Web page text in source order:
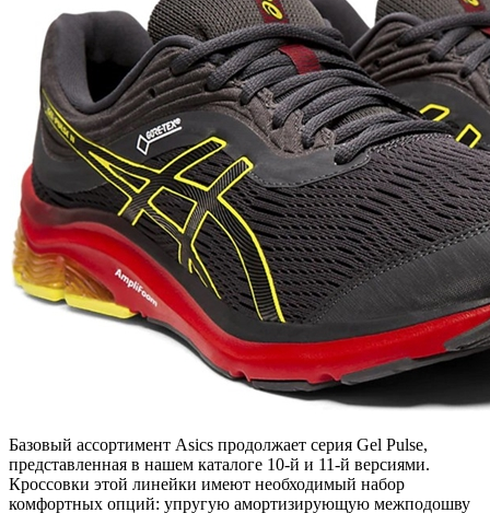
Базовый ассортимент Asics продолжает серия Gel Pulse,
представленная в нашем каталоге 10-й и 11-й версиями.
Кроссовки этой линейки имеют необходимый набор
комфортных опций: упругую амортизирующую межподошву